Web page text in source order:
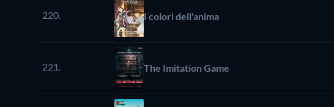
220. I colori dell'anima
221. The Imitation Game